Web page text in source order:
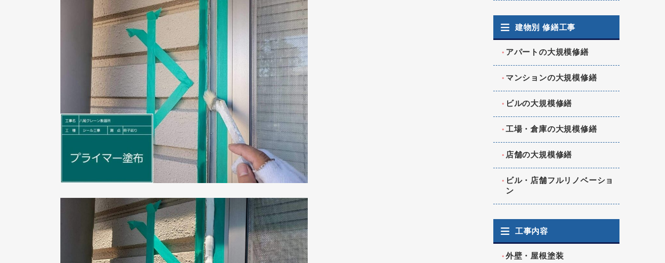
建物別 修繕工事
アパートの大規模修繕
マンションの大規模修繕
ビルの大規模修繕
工場・倉庫の大規模修繕
店舗の大規模修繕
ビル・店舗フルリノベーショ
ン
工事内容
外壁・屋根塗装